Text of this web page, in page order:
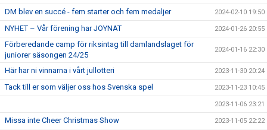
DM blev en succé - fem starter och fem medaljer 2024-02-10 19:50
NYHET – Vår förening har JOYNAT 2024-01-26 20:55
Förberedande camp för riksintag till damlandslaget för
juniorer säsongen 24/25
2024-01-16 22:30
Här har ni vinnarna i vårt jullotteri 2023-11-30 20:24
Tack till er som väljer oss hos Svenska spel 2023-11-23 10:45
2023-11-06 23:21
Missa inte Cheer Christmas Show 2023-11-05 22:22